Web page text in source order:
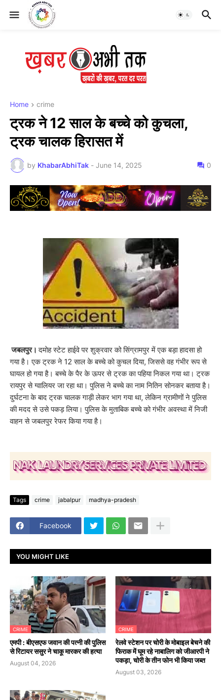
Home crime
ट्रक ने 12 साल के बच्चे को कुचला,
ट्रक चालक हिरासत में
by KhabarAbhiTak - June 14, 2025 0
जबलपुर।दमोह स्टेट हाईवे पर शुक्रवार को सिंग्रामपुर में एक बड़ा हादसा हो
गया है। एक ट्रक ने 12 साल के बच्चे को कुचल दिया, जिससे वह गंभीर रूप से
घायल हो गया है। बच्चे के पैर के ऊपर से ट्रक का पहिया निकल गया था। ट्रक
रायपुर से ग्वालियर जा रहा था। पुलिस ने बच्चे का नाम नितिन सोनकर बताया है।
दुर्घटना के बाद ट्रक चालक गाड़ी लेकर भाग गया था, लेकिन ग्रामीणों ने पुलिस
की मदद से उसे पकड़ लिया। पुलिस के मुताबिक बच्चे को गंभीर अवस्था में निजी
वाहन से जबलपुर रेफर किया गया है।
Tags crime jabalpur madhya-pradesh
Facebook
YOU MIGHT LIKE
CRIME
एमपी : बीएसएफ जवान की पत्नी की पुलिस
से रिटायर ससुर ने चाकू मारकर की हत्या
August 04, 2026
CRIME
रेलवे स्टेशन पर चोरी के मोबाइल बेचने की
फिराक में घूम रहे नाबालिग को जीआरपी ने
पकड़ा, चोरी के तीन फोन भी किया जब्त
August 03, 2026